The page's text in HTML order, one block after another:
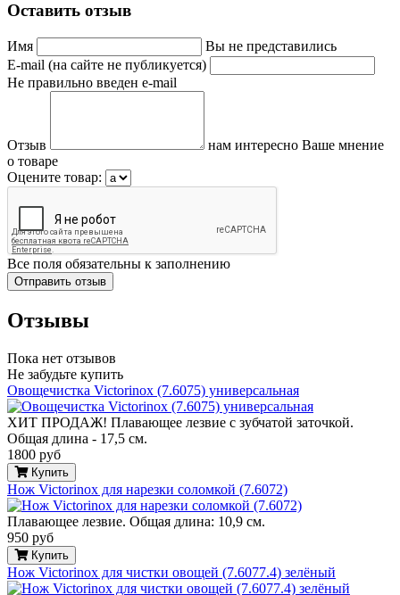
Оставить отзыв
Имя
Вы не представились
E-mail (на сайте не публикуется)
Не правильно введен e-mail
Отзыв
нам интересно Ваше мнение
о товаре
Оцените товар:
Все поля обязательны к заполнению
Отзывы
Пока нет отзывов
Не забудьте купить
Овощечистка Victorinox (7.6075) универсальная
ХИТ ПРОДАЖ! Плавающее лезвие с зубчатой заточкой.
Общая длина - 17,5 см.
1800 руб
Купить
Нож Victorinox для нарезки соломкой (7.6072)
Плавающее лезвие. Общая длина: 10,9 см.
950 руб
Купить
Нож Victorinox для чистки овощей (7.6077.4) зелёный